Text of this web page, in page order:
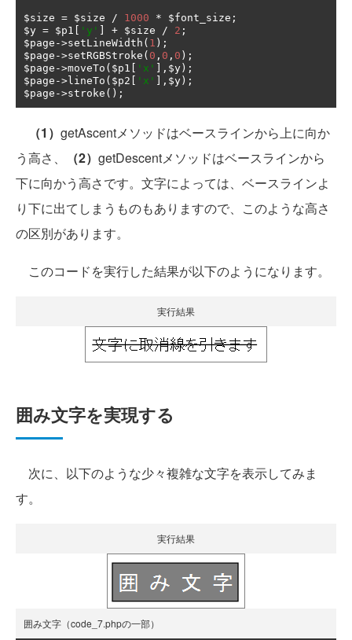
$size = $size / 1000 * $font_size ;
$y = $p1 'y' + $size / 2 ;
$page ->setLineWidth ( 1 );
$page ->setRGBStroke ( 0 , 0 , 0 );
$page ->moveTo ( $p1 'x' ], $y );
$page -> lineTo ( $p2 'x' ], $y );
$page ->stroke ();
（1） getAscentメソッドはベースラインから上に向か
う高さ、
（2） getDescentメソッドはベースラインから
下に向かう高さです。文字によっては、ベースラインよ
り下に出てしまうものもありますので、このような高さ
の区別があります。
このコードを実行した結果が以下のようになります。
実行結果
囲み文字を実現する
次に、以下のような少々複雑な文字を表示してみま
す。
実行結果
囲み文字（code_7.phpの一部）